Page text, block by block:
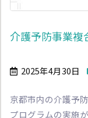
介護予防事業複
2025年4月30日
京都市内の介護予
プログラムの実施